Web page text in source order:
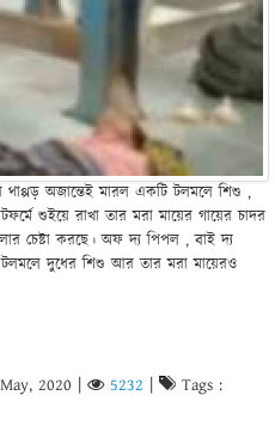
থাপ্পড় অজান্তেই মারল একটি টলমলে শিশু ,
শুইয়ে রাখা তার মরা মায়ের গায়ের চাদর
চেষ্টা করছে। অফ দ্য পিপল , বাই দ্য
দুধের শিশু আর তার মরা মায়েরও
2020 5232 Tags :